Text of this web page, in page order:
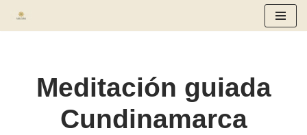
Meditación guiada
Cundinamarca